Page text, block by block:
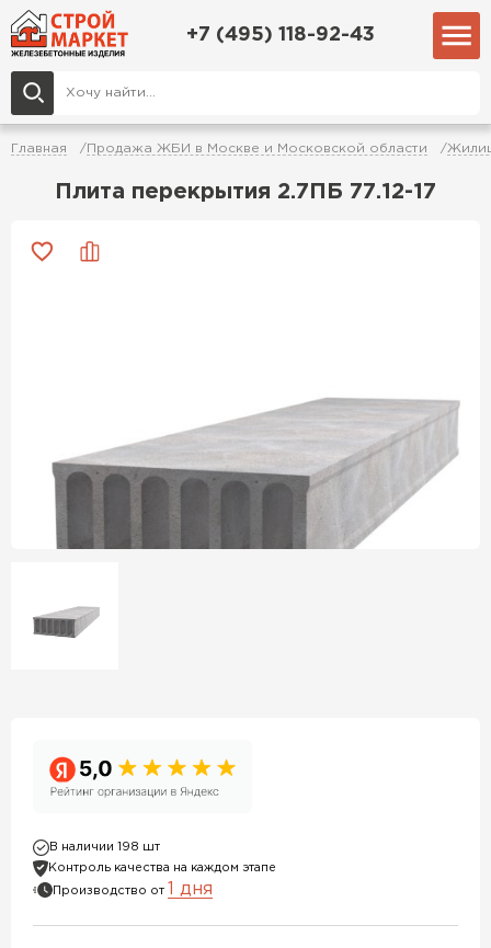
+7 (495) 118-92-43
Главная Продажа ЖБИ в Москве и Московской области
Плита перекрытия 2.7ПБ 77.12-17
В наличии 198 шт
Контроль качества на каждом этапе
Производство от 1 дня